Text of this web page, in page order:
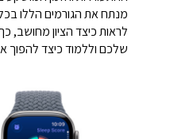
מנתח את הגורמים הללו בכל
לראות כיצד הציון מחושב,
שלכם וללמוד כיצד להפוך